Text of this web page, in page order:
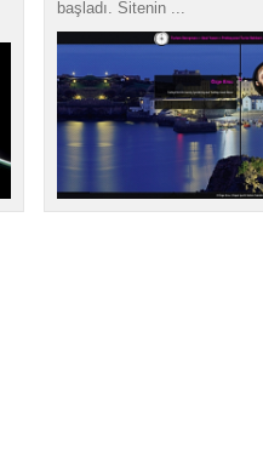
başladı. Sitenin ...